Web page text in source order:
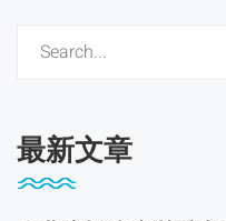
最新文章